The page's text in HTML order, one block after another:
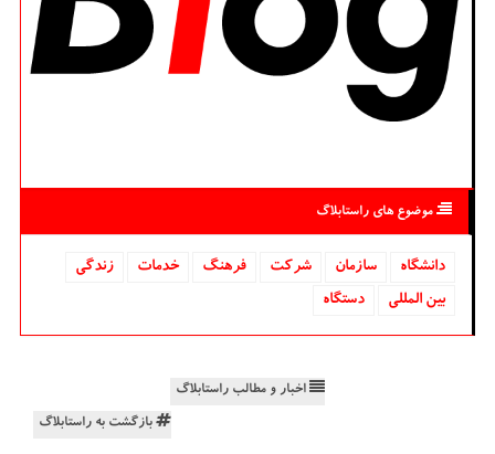
موضوع های راستابلاگ
دانشگاه‌ سازمان شركت فرهنگ خدمات
زندگی
بین المللی
دستگاه
اخبار و مطالب راستابلاگ
بازگشت به راستابلاگ